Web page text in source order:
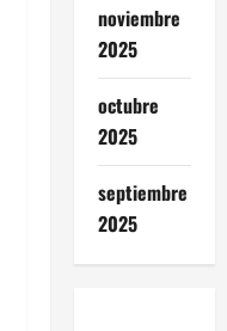
noviembre
2025
octubre
2025
septiembre
2025